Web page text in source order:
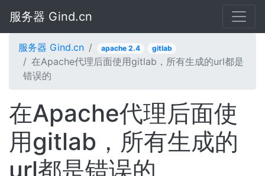
服务器 Gind.cn
服务器 Gind.cn apache 2.4 gitlab
在Apache代理后面使用gitlab，所有生成的url都是
错误的
在Apache代理后面使
用gitlab，所有生成的
url都是错误的